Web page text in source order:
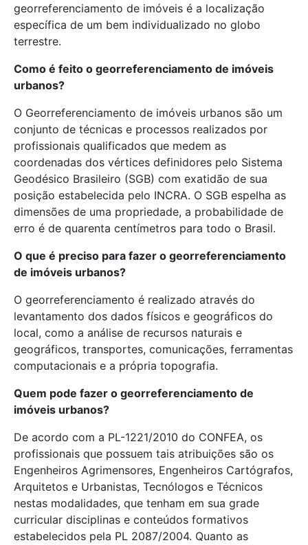
georreferenciamento de imóveis é a localização
específica de um bem individualizado no globo
terrestre.
Como é feito o georreferenciamento de imóveis
urbanos?
O Georreferenciamento de imóveis urbanos são um
conjunto de técnicas e processos realizados por
profissionais qualificados que medem as
coordenadas dos vértices definidores pelo Sistema
Geodésico Brasileiro (SGB) com exatidão de sua
posição estabelecida pelo INCRA. O SGB espelha as
dimensões de uma propriedade, a probabilidade de
erro é de quarenta centímetros para todo o Brasil.
O que é preciso para fazer o georreferenciamento
de imóveis urbanos?
O georreferenciamento é realizado através do
levantamento dos dados físicos e geográficos do
local, como a análise de recursos naturais e
geográficos, transportes, comunicações, ferramentas
computacionais e a própria topografia.
Quem pode fazer o georreferenciamento de
imóveis urbanos?
De acordo com a PL-1221/2010 do CONFEA, os
profissionais que possuem tais atribuições são os
Engenheiros Agrimensores, Engenheiros Cartógrafos,
Arquitetos e Urbanistas, Tecnólogos e Técnicos
nestas modalidades, que tenham em sua grade
curricular disciplinas e conteúdos formativos
estabelecidos pela PL 2087/2004. Quanto as